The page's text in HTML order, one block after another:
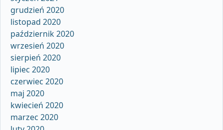
grudzień 2020
listopad 2020
październik 2020
wrzesień 2020
sierpień 2020
lipiec 2020
czerwiec 2020
maj 2020
kwiecień 2020
marzec 2020